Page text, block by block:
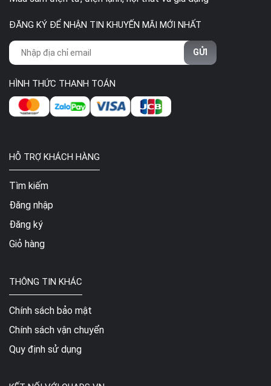
ĐĂNG KÝ ĐỂ NHẬN TIN KHUYẾN MÃI MỚI NHẤT
GỬI
HÌNH THỨC THANH TOÁN
HỖ TRỢ KHÁCH HÀNG
Tìm kiếm
Đăng nhập
Đăng ký
Giỏ hàng
THÔNG TIN KHÁC
Chính sách bảo mật
Chính sách vận chuyển
Quy định sử dụng